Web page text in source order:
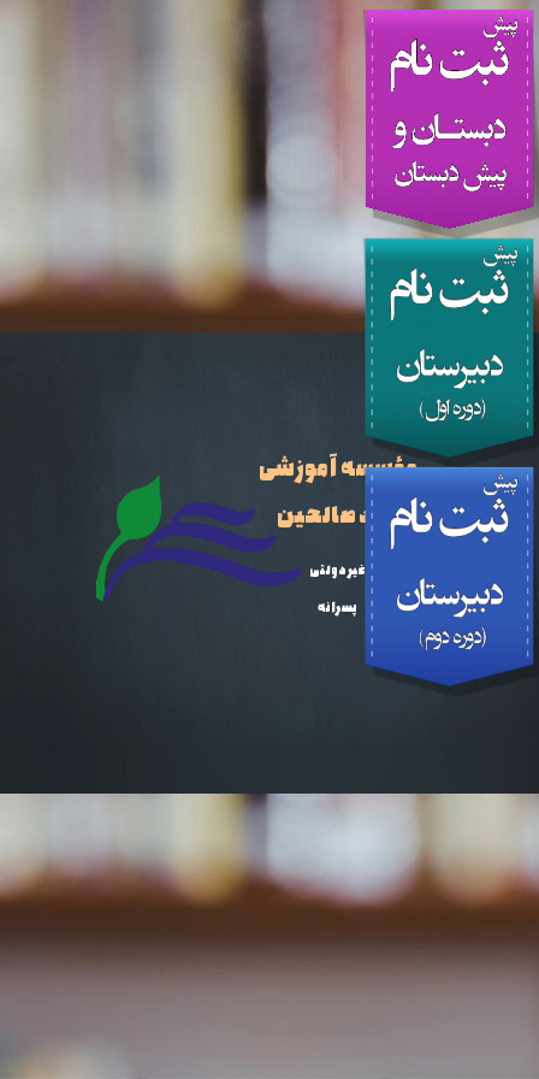
مؤسسه آموزشی
نوید صالحین
غیر دولتی
پسرانه